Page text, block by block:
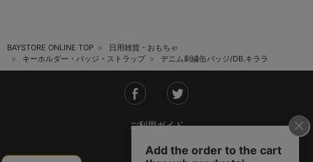
BAYSTORE ONLINE TOP
日用雑貨・おもちゃ
キーホルダー・バッジ・ストラップ
デニム刺繍缶バッジ/DB.キララ
ご利用ガイド
会社概要